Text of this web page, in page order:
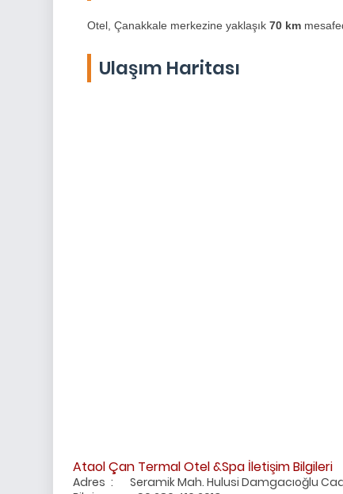
Otel, Çanakkale merkezine yaklaşık 70 km
Ulaşım Haritası
Ataol Çan Termal Otel &Spa İletişim Bilgileri
Adres :
Seramik Mah. Hulusi Damgacıoğlu Cad.